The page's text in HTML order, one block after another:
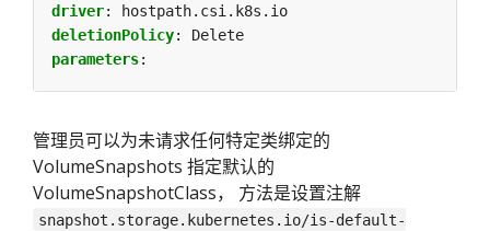
driver:
hostpath.csi.k8s.io
deletionPolicy:
Delete
parameters:
管理员可以为未请求任何特定类绑定的
VolumeSnapshots 指定默认的
VolumeSnapshotClass， 方法是设置注解
snapshot.storage.kubernetes.io/is-default-